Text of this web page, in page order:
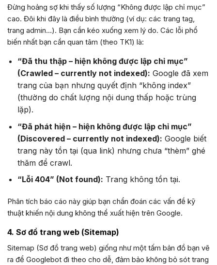
Đừng hoảng sợ khi thấy số lượng “Không được lập chỉ mục”
cao. Đôi khi đây là điều bình thường (ví dụ: các trang tag,
trang admin…). Bạn cần kéo xuống xem lý do. Các lỗi phổ
biến nhất bạn cần quan tâm (theo TK1) là:
“Đã thu thập – hiện không được lập chỉ mục”
(Crawled – currently not indexed): Google đã xem
trang của bạn nhưng quyết định “không index”
(thường do chất lượng nội dung thấp hoặc trùng
lặp).
“Đã phát hiện – hiện không được lập chỉ mục”
(Discovered – currently not indexed): Google biết
trang này tồn tại (qua link) nhưng chưa “thèm” ghé
thăm để crawl.
“Lỗi 404” (Not found): Trang không tồn tại.
Phân tích báo cáo này giúp bạn chẩn đoán các vấn đề kỹ
thuật khiến nội dung không thể xuất hiện trên Google.
4. Sơ đồ trang web (Sitemap)
Sitemap (Sơ đồ trang web) giống như một tấm bản đồ bạn vẽ
ra để Googlebot đi theo cho dễ, đảm bảo không bỏ sót trang